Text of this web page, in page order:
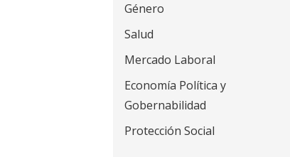
Género
Salud
Mercado Laboral
Economía Política y
Gobernabilidad
Protección Social